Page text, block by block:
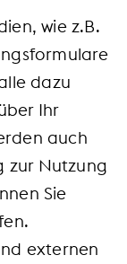
wie z.B.
dazu
Ihr
auch
zur Nutzung
Sie
externen